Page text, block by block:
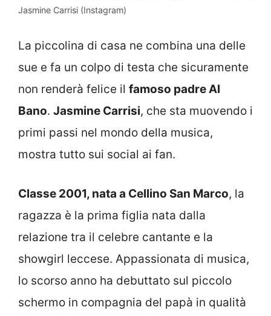
Jasmine Carrisi (Instagram)
La piccolina di casa ne combina una delle
sue e fa un colpo di testa che sicuramente
non renderà felice il famoso padre Al
Bano. Jasmine Carrisi, che sta muovendo i
primi passi nel mondo della musica,
mostra tutto sui social ai fan.
Classe 2001, nata a Cellino San Marco, la
ragazza è la prima figlia nata dalla
relazione tra il celebre cantante e la
showgirl leccese. Appassionata di musica,
lo scorso anno ha debuttato sul piccolo
schermo in compagnia del papà in qualità